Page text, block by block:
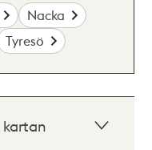
Nacka
Tyresö
kartan